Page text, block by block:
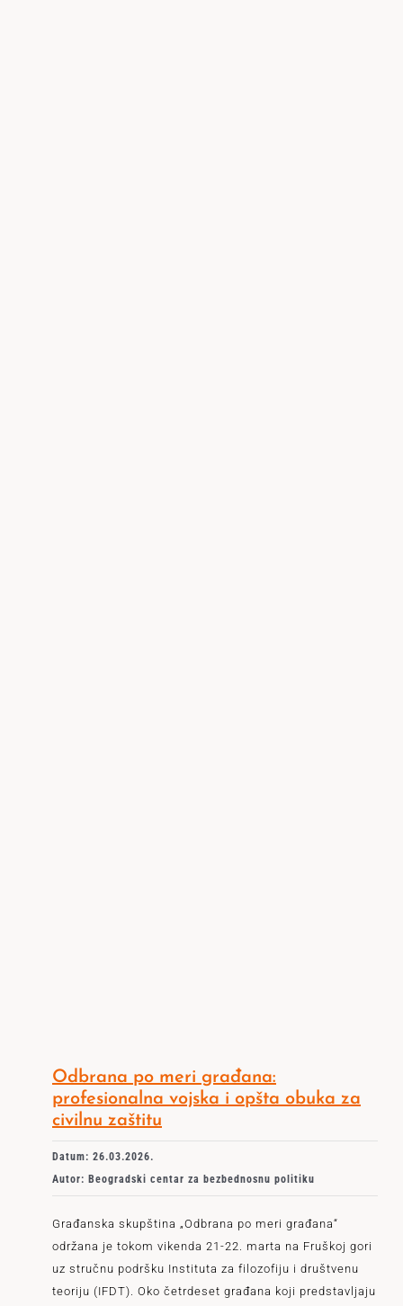
Odbrana po meri građana:
profesionalna vojska i opšta obuka za
civilnu zaštitu
Datum: 26.03.2026.
Autor: Beogradski centar za bezbednosnu politiku
Građanska skupština „Odbrana po meri građana“
održana je tokom vikenda 21-22. marta na Fruškoj gori
uz stručnu podršku Instituta za filozofiju i društvenu
teoriju (IFDT). Oko četrdeset građana koji predstavljaju